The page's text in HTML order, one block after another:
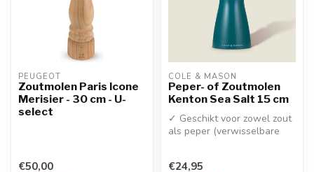
PEUGEOT
Zoutmolen Paris Icone
Merisier - 30 cm - U-
select
€50,00
COLE & MASON
Peper- of Zoutmolen
Kenton Sea Salt 15 cm
✓ Geschikt voor zowel zout
als peper (verwisselbare
€24,95